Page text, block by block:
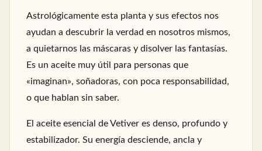
Astrológicamente esta planta y sus efectos nos
ayudan a descubrir la verdad en nosotros mismos,
a quietarnos las máscaras y disolver las fantasías.
Es un aceite muy útil para personas que
«imaginan», soñadoras, con poca responsabilidad,
o que hablan sin saber.
El aceite esencial de Vetiver es denso, profundo y
estabilizador. Su energía desciende, ancla y